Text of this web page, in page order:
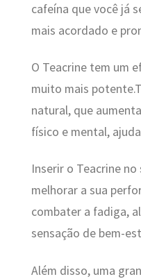
cafeína que você já
mais acordado e
O Teacrine tem um
muito mais
natural, que
físico e mental,
Inserir o Teacrine
melhorar a sua
combater a fadiga,
sensação de bem-
Além disso, uma